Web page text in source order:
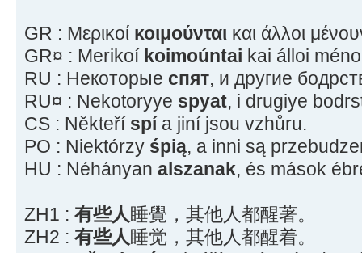
GR : Μερικοί κοιμούνται και άλλοι
GR¤ : Merikoí koimoúntai kai álloi
RU : Некоторые спят, и другие
RU¤ : Nekotoryye spyat, i drugiye
CS : Někteří spí a jiní jsou vzhůru.
PO : Niektórzy śpią, a inni są
HU : Néhányan alszanak, és mások
ZH1 : 有些人睡覺，其他人都醒著。
ZH2 : 有些人睡觉，其他人都醒着。